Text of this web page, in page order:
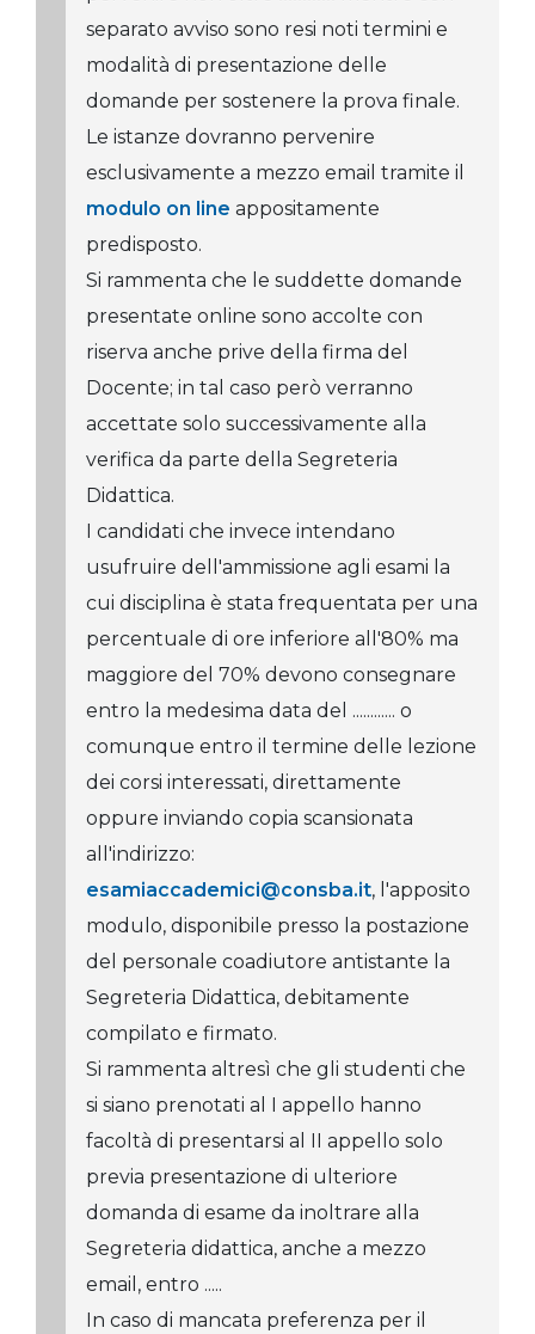
separato avviso sono resi noti termini e
modalità di presentazione delle
domande per sostenere la prova finale.
Le istanze dovranno pervenire
esclusivamente a mezzo email tramite il
modulo on line appositamente
predisposto.
Si rammenta che le suddette domande
presentate online sono accolte con
riserva anche prive della firma del
Docente; in tal caso però verranno
accettate solo successivamente alla
verifica da parte della Segreteria
Didattica.
I candidati che invece intendano
usufruire dell'ammissione agli esami la
cui disciplina è stata frequentata per una
percentuale di ore inferiore all'80% ma
maggiore del 70% devono consegnare
entro la medesima data del ............ o
comunque entro il termine delle lezione
dei corsi interessati, direttamente
oppure inviando copia scansionata
all'indirizzo:
esamiaccademici@consba.it, l'apposito
modulo, disponibile presso la postazione
del personale coadiutore antistante la
Segreteria Didattica, debitamente
compilato e firmato.
Si rammenta altresì che gli studenti che
si siano prenotati al I appello hanno
facoltà di presentarsi al II appello solo
previa presentazione di ulteriore
domanda di esame da inoltrare alla
Segreteria didattica, anche a mezzo
email, entro .....
In caso di mancata preferenza per il